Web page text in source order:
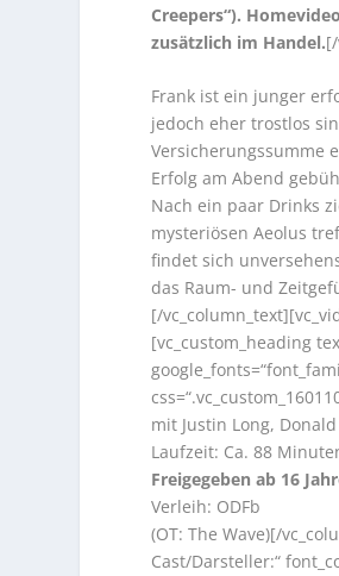
Creepers“).
zusätzlich im Handel.
Frank ist ein junger
jedoch eher trostlos
Versicherungssumme
Erfolg am Abend
Nach ein paar Drinks
mysteriösen Aeolus
findet sich
das Raum- und
[/
[vc_custom_heading
mit Justin Long,
Laufzeit: Ca. 88
Freigegeben ab 16
Verleih: ODFb
(OT: The Wave)[/
Cast/Darsteller:“